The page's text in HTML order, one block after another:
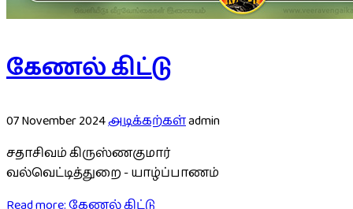
கேணல் கிட்டு
07 November 2024அடிக்கற்கள்admin
சதாசிவம் கிருஸ்ணகுமார்
வல்வெட்டித்துறை - யாழ்ப்பாணம்